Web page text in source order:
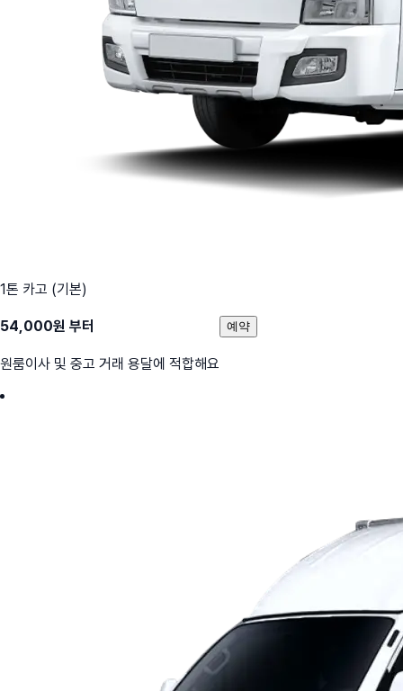
1톤 카고 (기본)
54,000원 부터
원룸이사 및 중고 거래 용달에 적합해요
예약